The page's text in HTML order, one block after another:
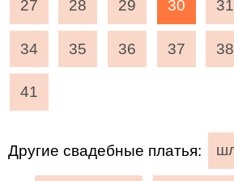
27 28 29 30 31
34 35 36 37 38
41
Другие свадебные платья: